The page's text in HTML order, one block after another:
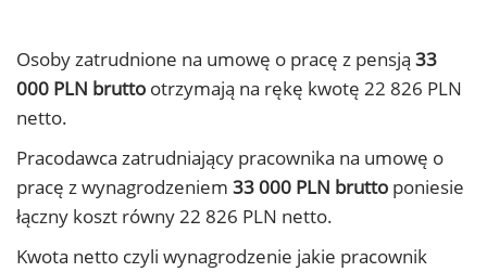
Osoby zatrudnione na umowę o pracę z pensją 33
000 PLN brutto otrzymają na rękę kwotę 22 826 PLN
netto.
Pracodawca zatrudniający pracownika na umowę o
pracę z wynagrodzeniem 33 000 PLN brutto poniesie
łączny koszt równy 22 826 PLN netto.
Kwota netto czyli wynagrodzenie jakie pracownik